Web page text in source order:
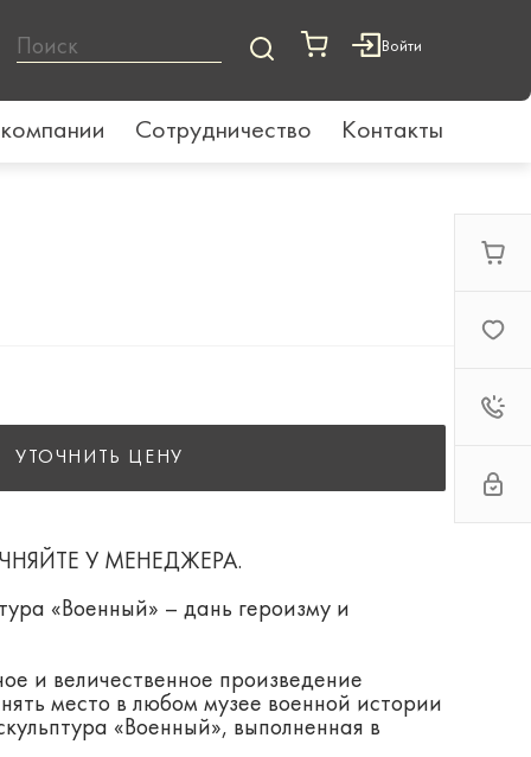
Войти
Сотрудничество Контакты
УТОЧНИТЬ ЦЕНУ
У МЕНЕДЖЕРА.
«Военный» – дань героизму и
и величественное произведение
место в любом музее военной истории
«Военный», выполненная в